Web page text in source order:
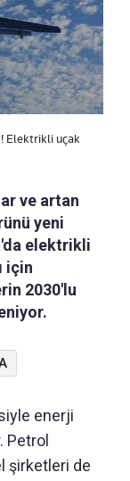
Elektrikli uçak
ve artan
yeni
elektrikli
için
2030'lu
enerji
Petrol
şirketleri de